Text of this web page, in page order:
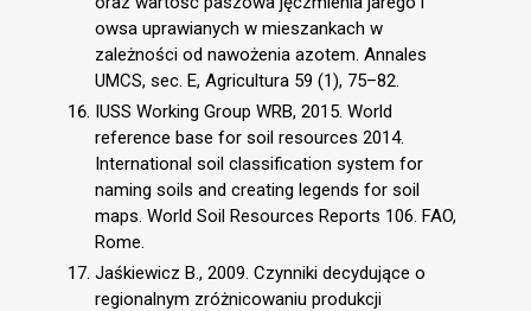
owsa uprawianych w mieszankach w
zależności od nawożenia azotem. Annales
UMCS, sec. E, Agricultura 59 (1), 75–82.
IUSS Working Group WRB, 2015. World
reference base for soil resources 2014.
International soil classification system for
naming soils and creating legends for soil
maps. World Soil Resources Reports 106. FAO,
Rome.
Jaśkiewicz B., 2009. Czynniki decydujące o
regionalnym zróżnicowaniu produkcji